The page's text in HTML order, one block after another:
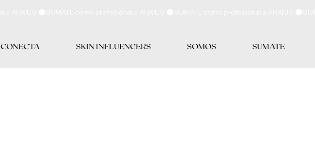
CONECTA SKIN INFLUENCERS SOMOS SUMATE